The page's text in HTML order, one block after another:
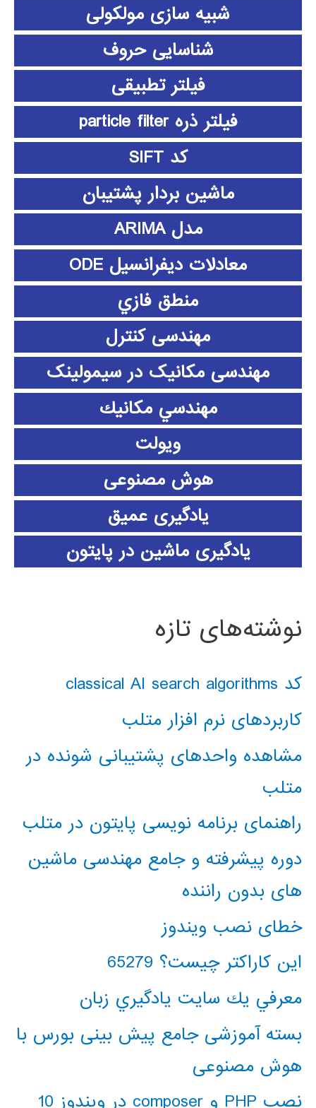
شبیه سازی مولکولی
شناسایی حروف
فیلتر تطبیقی
فیلتر ذره particle filter
کد SIFT
ماشین بردار پشتیبان
مدل ARIMA
معادلات دیفرانسیل ODE
منطق فازي
مهندسی کنترل
مهندسی مکانیک در سیمولینک
مهندسي مكانيك
ویولت
هوش مصنوعی
یادگیری عمیق
یادگیری ماشین در پایتون
نوشته‌های تازه
کد classical AI search algorithms
کاربردهای نرم افزار متلب
مشاهده واحدهای پشتیبانی شونده در
متلب
راهنمای برنامه نویسی پایتون در متلب
دوره پیشرفته و جامع مهندسی ماشین
های بدون راننده
خطای نصب ویندوز
این کاراکتر چیست؟ 65279
معرفي يك سايت يادگيري زبان
بسته آموزشی جامع پیش بینی بورس با
هوش مصنوعی
نصب PHP و composer در ویندوز 10